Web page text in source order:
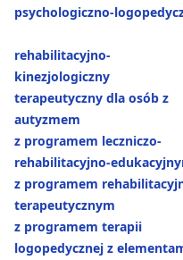
psychologiczno-
rehabilitacyjno-
kinezjologiczny
terapeutyczny dla osób z
autyzmem
z programem leczniczo-
rehabilitacyjno-
z programem
terapeutycznym
z programem terapii
logopedycznej z